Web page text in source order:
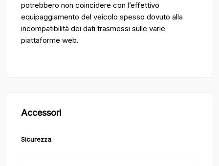
potrebbero non coincidere con l’effettivo
equipaggiamento del veicolo spesso dovuto alla
incompatibilità dei dati trasmessi sulle varie
piattaforme web.
Accessori
Sicurezza